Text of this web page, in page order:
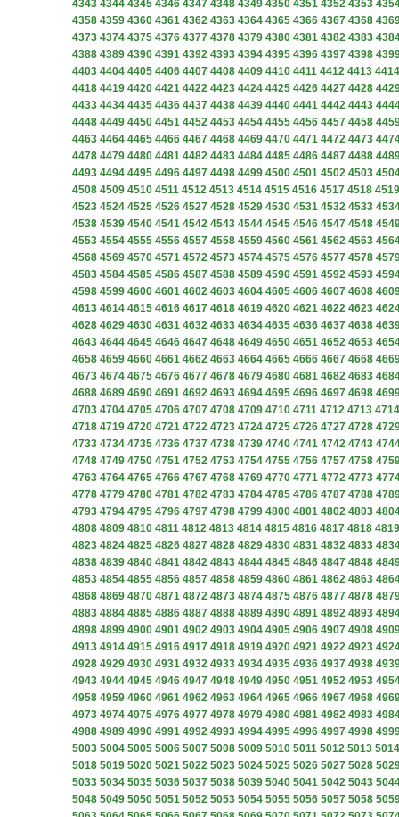
4343 4344 4345 4346 4347 4348 4349 4350 4351 4352 4353
4358 4359 4360 4361 4362 4363 4364 4365 4366 4367 4368
4373 4374 4375 4376 4377 4378 4379 4380 4381 4382 4383
4388 4389 4390 4391 4392 4393 4394 4395 4396 4397 4398
4403 4404 4405 4406 4407 4408 4409 4410 4411 4412 4413 4414
4418 4419 4420 4421 4422 4423 4424 4425 4426 4427 4428
4433 4434 4435 4436 4437 4438 4439 4440 4441 4442 4443
4448 4449 4450 4451 4452 4453 4454 4455 4456 4457 4458
4463 4464 4465 4466 4467 4468 4469 4470 4471 4472 4473
4478 4479 4480 4481 4482 4483 4484 4485 4486 4487 4488
4493 4494 4495 4496 4497 4498 4499 4500 4501 4502 4503
4508 4509 4510 4511 4512 4513 4514 4515 4516 4517 4518 4519
4523 4524 4525 4526 4527 4528 4529 4530 4531 4532 4533
4538 4539 4540 4541 4542 4543 4544 4545 4546 4547 4548
4553 4554 4555 4556 4557 4558 4559 4560 4561 4562 4563
4568 4569 4570 4571 4572 4573 4574 4575 4576 4577 4578
4583 4584 4585 4586 4587 4588 4589 4590 4591 4592 4593
4598 4599 4600 4601 4602 4603 4604 4605 4606 4607 4608
4613 4614 4615 4616 4617 4618 4619 4620 4621 4622 4623
4628 4629 4630 4631 4632 4633 4634 4635 4636 4637 4638
4643 4644 4645 4646 4647 4648 4649 4650 4651 4652 4653
4658 4659 4660 4661 4662 4663 4664 4665 4666 4667 4668
4673 4674 4675 4676 4677 4678 4679 4680 4681 4682 4683
4688 4689 4690 4691 4692 4693 4694 4695 4696 4697 4698
4703 4704 4705 4706 4707 4708 4709 4710 4711 4712 4713 4714
4718 4719 4720 4721 4722 4723 4724 4725 4726 4727 4728
4733 4734 4735 4736 4737 4738 4739 4740 4741 4742 4743
4748 4749 4750 4751 4752 4753 4754 4755 4756 4757 4758
4763 4764 4765 4766 4767 4768 4769 4770 4771 4772 4773
4778 4779 4780 4781 4782 4783 4784 4785 4786 4787 4788
4793 4794 4795 4796 4797 4798 4799 4800 4801 4802 4803
4808 4809 4810 4811 4812 4813 4814 4815 4816 4817 4818 4819
4823 4824 4825 4826 4827 4828 4829 4830 4831 4832 4833
4838 4839 4840 4841 4842 4843 4844 4845 4846 4847 4848
4853 4854 4855 4856 4857 4858 4859 4860 4861 4862 4863
4868 4869 4870 4871 4872 4873 4874 4875 4876 4877 4878
4883 4884 4885 4886 4887 4888 4889 4890 4891 4892 4893
4898 4899 4900 4901 4902 4903 4904 4905 4906 4907 4908
4913 4914 4915 4916 4917 4918 4919 4920 4921 4922 4923
4928 4929 4930 4931 4932 4933 4934 4935 4936 4937 4938
4943 4944 4945 4946 4947 4948 4949 4950 4951 4952 4953
4958 4959 4960 4961 4962 4963 4964 4965 4966 4967 4968
4973 4974 4975 4976 4977 4978 4979 4980 4981 4982 4983
4988 4989 4990 4991 4992 4993 4994 4995 4996 4997 4998
5003 5004 5005 5006 5007 5008 5009 5010 5011 5012 5013 5014
5018 5019 5020 5021 5022 5023 5024 5025 5026 5027 5028
5033 5034 5035 5036 5037 5038 5039 5040 5041 5042 5043
5048 5049 5050 5051 5052 5053 5054 5055 5056 5057 5058